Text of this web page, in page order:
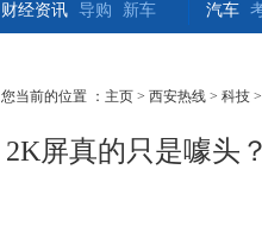
财经资讯 导购 新车
汽车
您当前的位置 ： 主页 > 西安热线 > 科技
2K屏真的只是噱头